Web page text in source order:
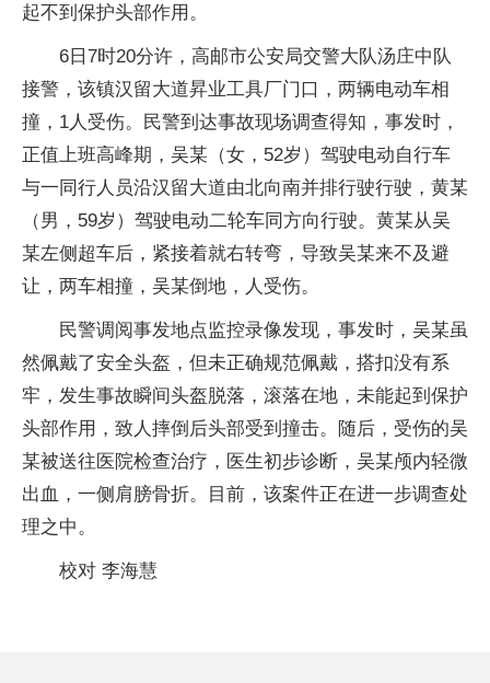
起不到保护头部作用。
6日7时20分许，高邮市公安局交警大队汤庄中队
接警，该镇汉留大道昇业工具厂门口，两辆电动车相
撞，1人受伤。民警到达事故现场调查得知，事发时，
正值上班高峰期，吴某（女，52岁）驾驶电动自行车
与一同行人员沿汉留大道由北向南并排行驶行驶，黄某
（男，59岁）驾驶电动二轮车同方向行驶。黄某从吴
某左侧超车后，紧接着就右转弯，导致吴某来不及避
让，两车相撞，吴某倒地，人受伤。
民警调阅事发地点监控录像发现，事发时，吴某虽
然佩戴了安全头盔，但未正确规范佩戴，搭扣没有系
牢，发生事故瞬间头盔脱落，滚落在地，未能起到保护
头部作用，致人摔倒后头部受到撞击。随后，受伤的吴
某被送往医院检查治疗，医生初步诊断，吴某颅内轻微
出血，一侧肩膀骨折。目前，该案件正在进一步调查处
理之中。
校对 李海慧